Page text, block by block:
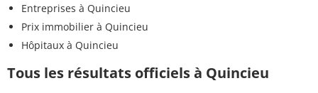
Entreprises à Quincieu
Prix immobilier à Quincieu
Hôpitaux à Quincieu
Tous les résultats officiels à Quincieu